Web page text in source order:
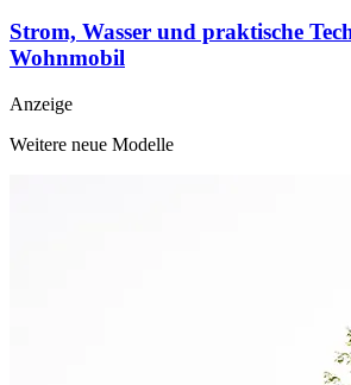
Strom, Wasser und praktische
Wohnmobil
Anzeige
Weitere neue Modelle